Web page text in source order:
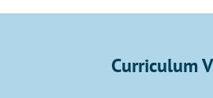
Curriculum